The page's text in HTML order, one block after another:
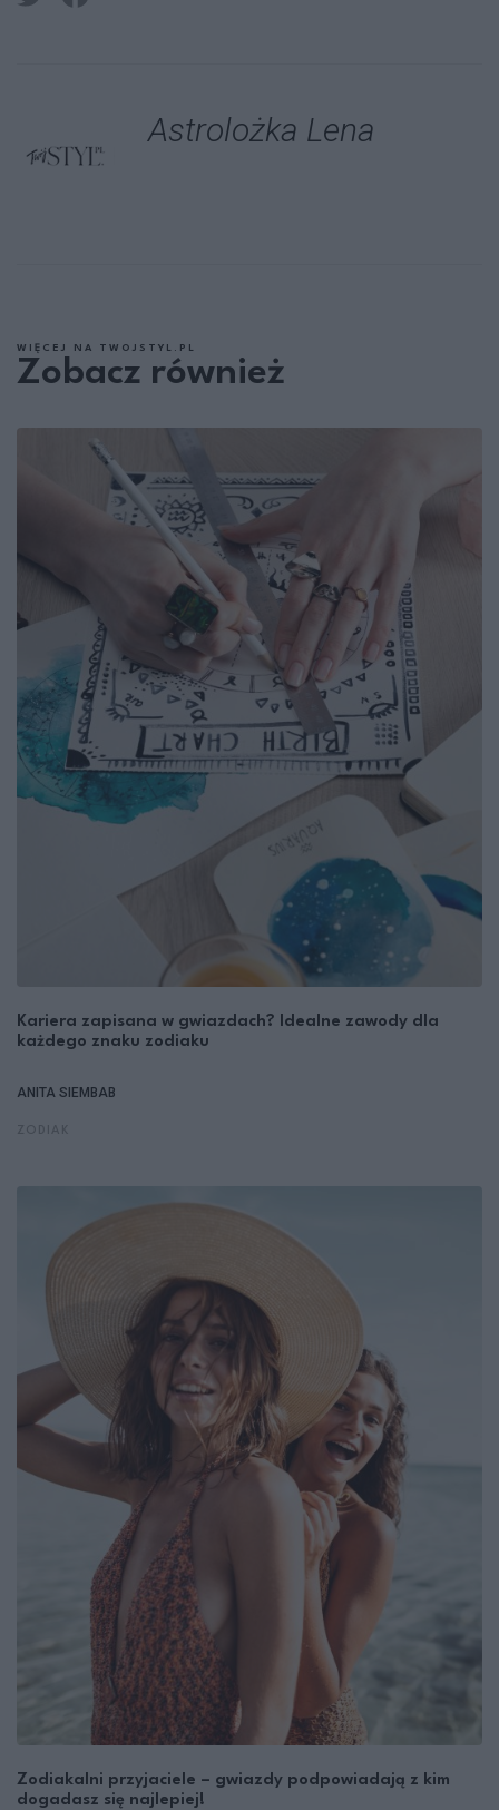
Astrolożka Lena
WIĘCEJ NA TWOJSTYL.PL
Zobacz również
Kariera zapisana w gwiazdach? Idealne zawody dla
każdego znaku zodiaku
ANITA SIEMBAB
Zodiakalni przyjaciele – gwiazdy podpowiadają z kim
dogadasz się najlepiej!